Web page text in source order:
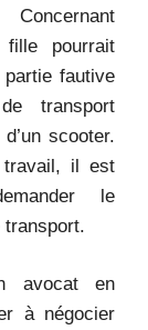
fille pourrait
fautive
transport
scooter.
travail, il est
le
transport.
avocat en
à négocier